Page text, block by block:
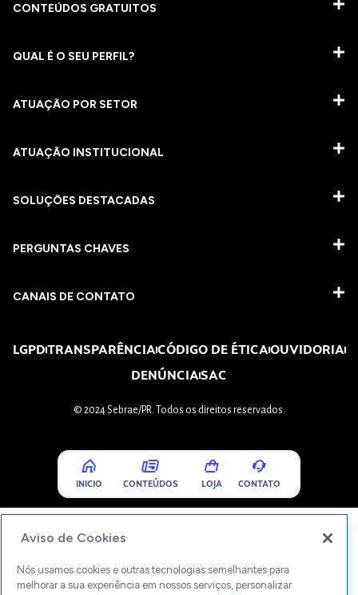
CONTEÚDOS GRATUITOS
QUAL É O SEU PERFIL?
ATUAÇÃO POR SETOR
ATUAÇÃO INSTITUCIONAL
SOLUÇÕES DESTACADAS
PERGUNTAS CHAVES​
CANAIS DE CONTATO
LGPDTRANSPARÊNCIACÓDIGO DE ÉTICAOUVIDORIA
DENÚNCIASAC
© 2024 Sebrae/PR. Todos os direitos reservados.
INICIO CONTEÚDOS LOJA CONTATO
Aviso de Cookies
Nós usamos cookies e outras tecnologias semelhantes para
melhorar a sua experiência em nossos serviços, personalizar